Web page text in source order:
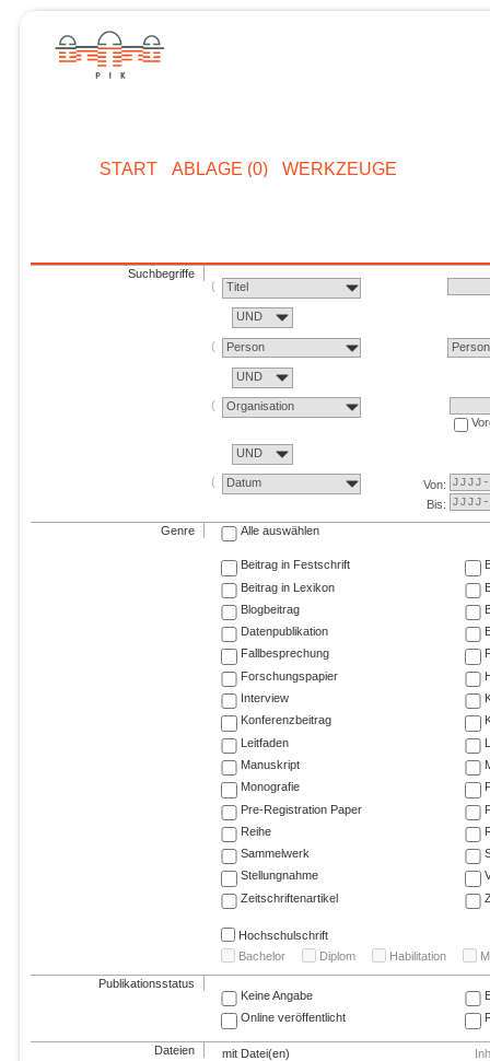
START ABLAGE (0) WERKZEUGE
Suchbegriffe
Titel
UND
Person Person
UND
Organisation
UND
Datum
Von:
Bis:
Genre Alle auswählen
Beitrag in Festschrift
Beitrag in Lexikon
Blogbeitrag
Datenpublikation
Fallbesprechung
Forschungspapier
Interview
Konferenzbeitrag
Leitfaden
Manuskript
Monografie
Pre-Registration Paper
Reihe
Sammelwerk
Stellungnahme
Zeitschriftenartikel
Hochschulschrift
Bachelor
Diplom Habilitation
Publikationsstatus
Keine Angabe
Online veröffentlicht
Dateien
mit Datei(en)